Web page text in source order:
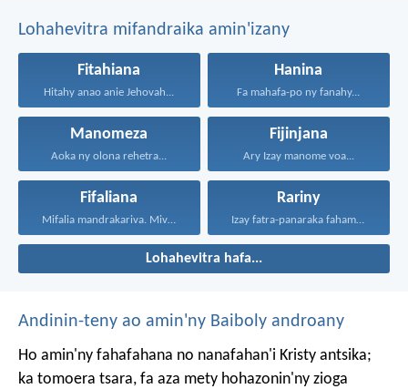
Lohahevitra mifandraika amin'izany
Fitahiana
Hitahy anao anie Jehovah...
Hanina
Fa mahafa-po ny fanahy...
Manomeza
Aoka ny olona rehetra...
Fijinjana
Ary Izay manome voa...
Fifaliana
Mifalia mandrakariva. Mivavaha, ka...
Rariny
Izay fatra-panaraka fahamarinana sy...
Lohahevitra hafa...
Andinin-teny ao amin'ny Baiboly androany
Ho amin'ny fahafahana no nanafahan'i Kristy antsika;
ka tomoera tsara, fa aza mety hohazonin'ny zioga